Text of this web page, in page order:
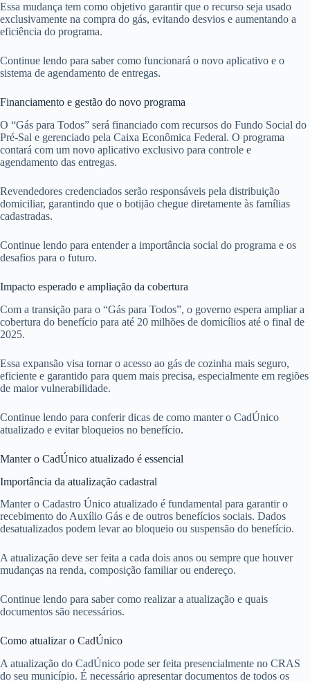
Essa mudança tem como objetivo garantir que o recurso seja usado
exclusivamente na compra do gás, evitando desvios e aumentando a
eficiência do programa.
Continue lendo para saber como funcionará o novo aplicativo e o
sistema de agendamento de entregas.
Financiamento e gestão do novo programa
O “Gás para Todos” será financiado com recursos do Fundo Social do
Pré-Sal e gerenciado pela Caixa Econômica Federal. O programa
contará com um novo aplicativo exclusivo para controle e
agendamento das entregas.
Revendedores credenciados serão responsáveis pela distribuição
domiciliar, garantindo que o botijão chegue diretamente às famílias
cadastradas.
Continue lendo para entender a importância social do programa e os
desafios para o futuro.
Impacto esperado e ampliação da cobertura
Com a transição para o “Gás para Todos”, o governo espera ampliar a
cobertura do benefício para até 20 milhões de domicílios até o final de
2025.
Essa expansão visa tornar o acesso ao gás de cozinha mais seguro,
eficiente e garantido para quem mais precisa, especialmente em regiões
de maior vulnerabilidade.
Continue lendo para conferir dicas de como manter o CadÚnico
atualizado e evitar bloqueios no benefício.
Manter o CadÚnico atualizado é essencial
Importância da atualização cadastral
Manter o Cadastro Único atualizado é fundamental para garantir o
recebimento do Auxílio Gás e de outros benefícios sociais. Dados
desatualizados podem levar ao bloqueio ou suspensão do benefício.
A atualização deve ser feita a cada dois anos ou sempre que houver
mudanças na renda, composição familiar ou endereço.
Continue lendo para saber como realizar a atualização e quais
documentos são necessários.
Como atualizar o CadÚnico
A atualização do CadÚnico pode ser feita presencialmente no CRAS
do seu município. É necessário apresentar documentos de todos os